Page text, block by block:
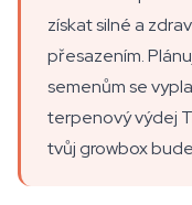
získat silné a
přesazením.
semenům se
terpenový výdej
tvůj growbox